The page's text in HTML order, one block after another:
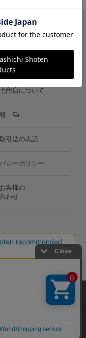
メールマガジン
商店について
引法の表記
シーポリシー
客様の
わせ
属性情報などの取得およ
用いたします。詳細に